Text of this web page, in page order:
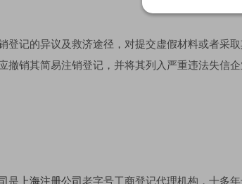
登记的异议及救济途径，对提交虚假材料或者采
撤销其简易注销登记，并将其列入严重违法失信
是上海注册公司 老字号工商登记代理机构，十多